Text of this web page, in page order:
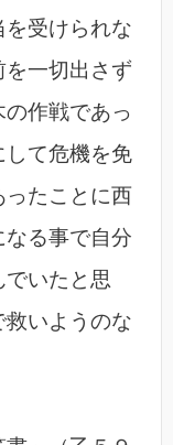
受けられな
を一切出さず
作戦であっ
して危機を免
ったことに西
る事で自分
いたと思
救いようのな